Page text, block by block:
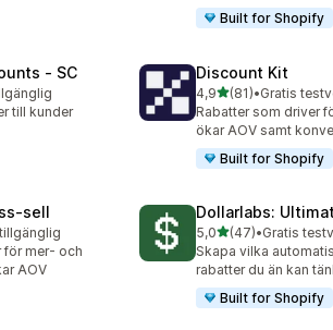
Built for Shopify
‑ SC
till kunder
Discount Kit
4,9av 5 stjärnor
(81)
81 recensioner totalt
•Gratis
Rabatter som driver
ökar AOV samt
Built for Shopify
för mer- och
AOV
Dollarlabs:
5,0av 5 stjärnor
(47)
47 recensioner totalt
•Gratis
Skapa vilka
rabatter du än kan
Built for Shopify